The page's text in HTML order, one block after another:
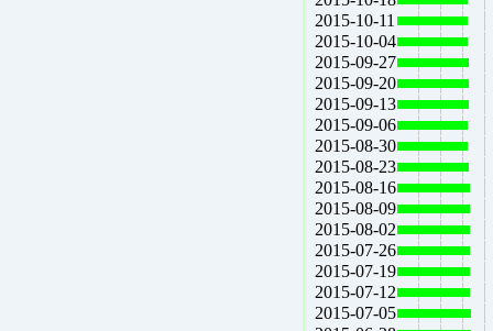
2015-10-11
2015-10-04
2015-09-27
2015-09-20
2015-09-13
2015-09-06
2015-08-30
2015-08-23
2015-08-16
2015-08-09
2015-08-02
2015-07-26
2015-07-19
2015-07-12
2015-07-05